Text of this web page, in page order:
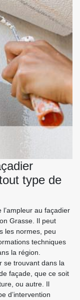
type de
au façadier
Grasse. Il peut
les normes, peu
techniques
la région.
se trouvant dans la
façade, que ce soit
ou autre. Il
d’intervention